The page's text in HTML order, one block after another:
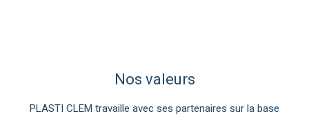
Nos valeurs
PLASTI CLEM travaille avec ses partenaires sur la base